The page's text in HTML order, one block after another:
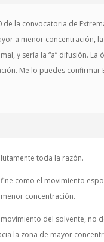
de la convocatoria de
a menor concentración,
y sería la “a” difusión.
Me lo puedes confirmar
toda la razón.
como el movimiento
concentración.
movimiento del solvente, no
la zona de mayor